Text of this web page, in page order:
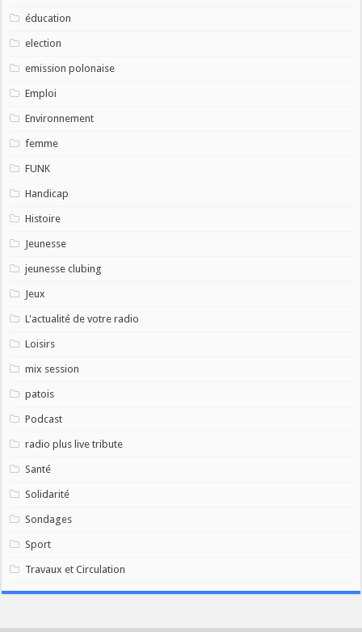
éducation
election
emission polonaise
Emploi
Environnement
femme
FUNK
Handicap
Histoire
Jeunesse
jeunesse clubing
Jeux
L'actualité de votre radio
Loisirs
mix session
patois
Podcast
radio plus live tribute
Santé
Solidarité
Sondages
Sport
Travaux et Circulation